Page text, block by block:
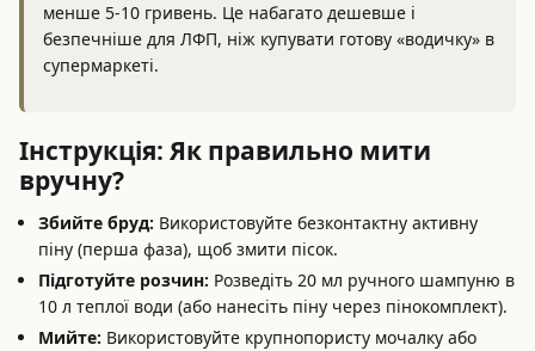
менше 5-10 гривень. Це набагато дешевше і
безпечніше для ЛФП, ніж купувати готову «водичку» в
супермаркеті.
Інструкція: Як правильно мити
вручну?
Збийте бруд: Використовуйте безконтактну активну
піну (перша фаза), щоб змити пісок.
Підготуйте розчин: Розведіть 20 мл ручного шампуню в
10 л теплої води (або нанесіть піну через пінокомплект).
Мийте: Використовуйте крупнопористу мочалку або